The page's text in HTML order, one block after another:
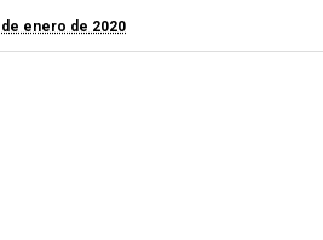
enero de 2020